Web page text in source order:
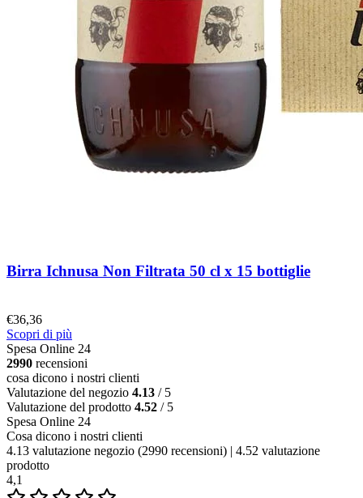
Birra Ichnusa Non Filtrata 50 cl x 15 bottiglie
€36,36
Scopri di più
Spesa Online 24
2990 recensioni
cosa dicono i nostri clienti
Valutazione del negozio 4.13 / 5
Valutazione del prodotto 4.52 / 5
Spesa Online 24
Cosa dicono i nostri clienti
4.13 valutazione negozio (2990 recensioni) | 4.52 valutazione
prodotto
4,1